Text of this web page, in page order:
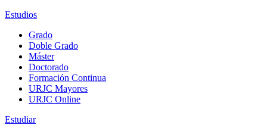
Estudios
Grado
Doble Grado
Máster
Doctorado
Formación Continua
URJC Mayores
URJC Online
Estudiar